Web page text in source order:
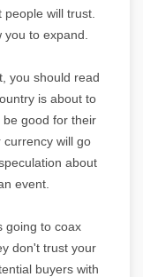
will trust.
to expand.
you should read
is about to
good for their
currency will go
about
event.
going to coax
don't trust your
buyers with